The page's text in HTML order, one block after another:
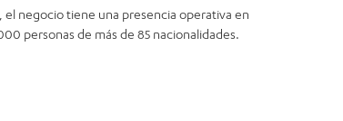
negocio tiene una presencia operativa en
personas de más de 85 nacionalidades.